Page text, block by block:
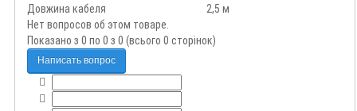
Довжина кабеля
2,5 м
Нет вопросов об этом товаре.
Показано з 0 по 0 з 0 (всього 0 сторінок)
Написать вопрос